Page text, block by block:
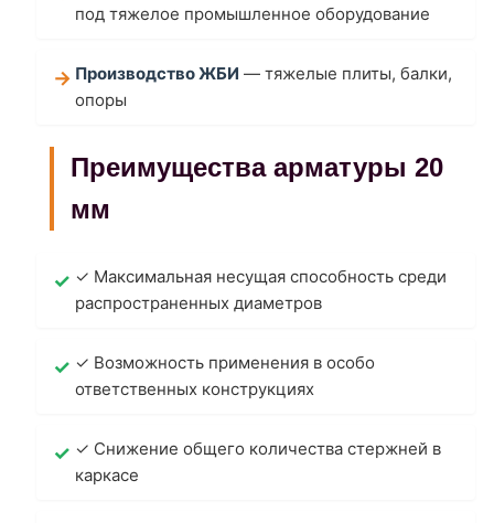
под тяжелое промышленное оборудование
Производство ЖБИ — тяжелые плиты, балки,
опоры
Преимущества арматуры 20
мм
✓ Максимальная несущая способность среди
распространенных диаметров
✓ Возможность применения в особо
ответственных конструкциях
✓ Снижение общего количества стержней в
каркасе